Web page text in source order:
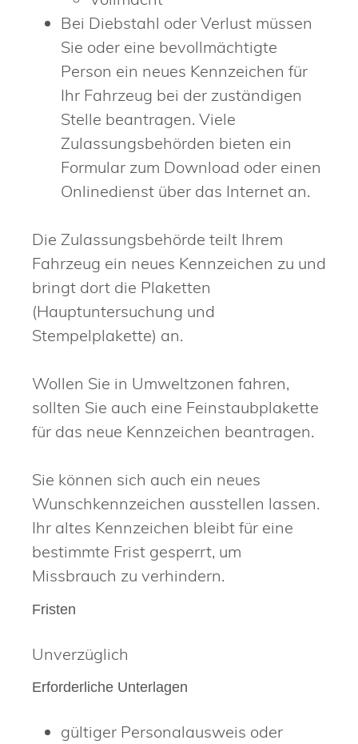
Bei Diebstahl oder Verlust müssen
Sie oder eine bevollmächtigte
Person ein neues Kennzeichen für
Ihr Fahrzeug bei der zuständigen
Stelle beantragen. Viele
Zulassungsbehörden bieten ein
Formular zum Download oder einen
Onlinedienst über das Internet an.
Die Zulassungsbehörde teilt Ihrem
Fahrzeug ein neues Kennzeichen zu und
bringt dort die Plaketten
(Hauptuntersuchung und
Stempelplakette) an.
Wollen Sie in Umweltzonen fahren,
sollten Sie auch eine Feinstaubplakette
für das neue Kennzeichen beantragen.
Sie können sich auch ein neues
Wunschkennzeichen ausstellen lassen.
Ihr altes Kennzeichen bleibt für eine
bestimmte Frist gesperrt, um
Missbrauch zu verhindern.
Fristen
Unverzüglich
Erforderliche Unterlagen
gültiger Personalausweis oder